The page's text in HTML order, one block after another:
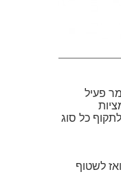
פעיל
כל סוג
לשטוף